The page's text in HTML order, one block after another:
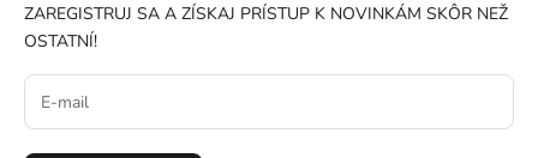
ZAREGISTRUJ SA A ZÍSKAJ PRÍSTUP K NOVINKÁM SKÔR NEŽ
OSTATNÍ!